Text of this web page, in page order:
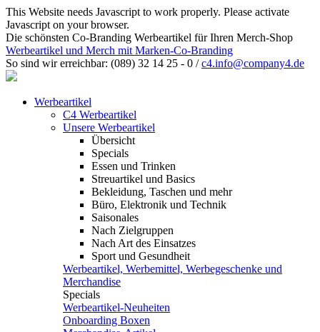
This Website needs Javascript to work properly. Please activate
Javascript on your browser.
Die schönsten Co-Branding Werbeartikel für Ihren Merch-Shop
Werbeartikel und Merch mit Marken-Co-Branding
So sind wir erreichbar: (089) 32 14 25 - 0 /c4.info@company4.de
Werbeartikel
C4 Werbeartikel
Unsere Werbeartikel
Übersicht
Specials
Essen und Trinken
Streuartikel und Basics
Bekleidung, Taschen und mehr
Büro, Elektronik und Technik
Saisonales
Nach Zielgruppen
Nach Art des Einsatzes
Sport und Gesundheit
Werbeartikel, Werbemittel, Werbegeschenke und
Merchandise
Specials
Werbeartikel-Neuheiten
Onboarding Boxen